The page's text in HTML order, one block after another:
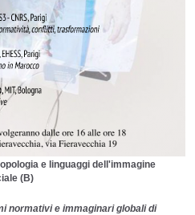
e linguaggi dell'immagine
(B)
normativi e immaginari globali di